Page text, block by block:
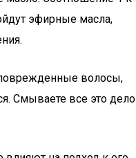
эфирные масла,
волосы,
Смываете все это дело